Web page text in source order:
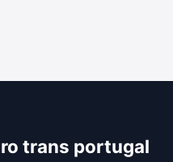
trans portugal